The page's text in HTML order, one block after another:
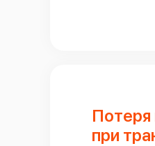
Потеря
при